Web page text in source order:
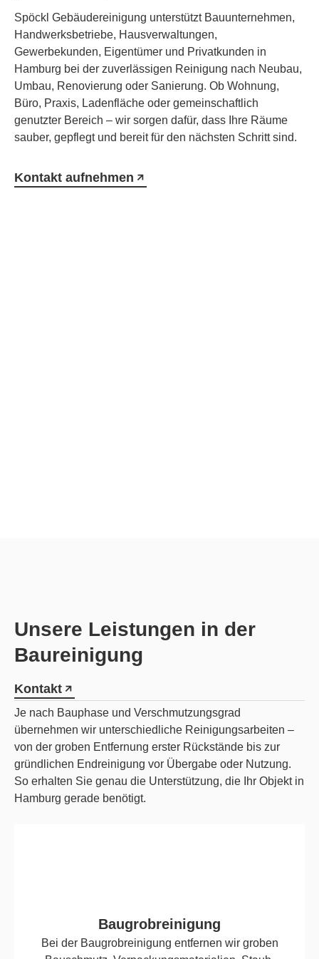
Spöckl Gebäudereinigung unterstützt Bauunternehmen,
Handwerksbetriebe, Hausverwaltungen,
Gewerbekunden, Eigentümer und Privatkunden in
Hamburg bei der zuverlässigen Reinigung nach Neubau,
Umbau, Renovierung oder Sanierung. Ob Wohnung,
Büro, Praxis, Ladenfläche oder gemeinschaftlich
genutzter Bereich – wir sorgen dafür, dass Ihre Räume
sauber, gepflegt und bereit für den nächsten Schritt sind.
Kontakt aufnehmen
Unsere Leistungen in der
Baureinigung
Kontakt
Je nach Bauphase und Verschmutzungsgrad
übernehmen wir unterschiedliche Reinigungsarbeiten –
von der groben Entfernung erster Rückstände bis zur
gründlichen Endreinigung vor Übergabe oder Nutzung.
So erhalten Sie genau die Unterstützung, die Ihr Objekt in
Hamburg gerade benötigt.
Baugrobreinigung
Bei der Baugrobreinigung entfernen wir groben